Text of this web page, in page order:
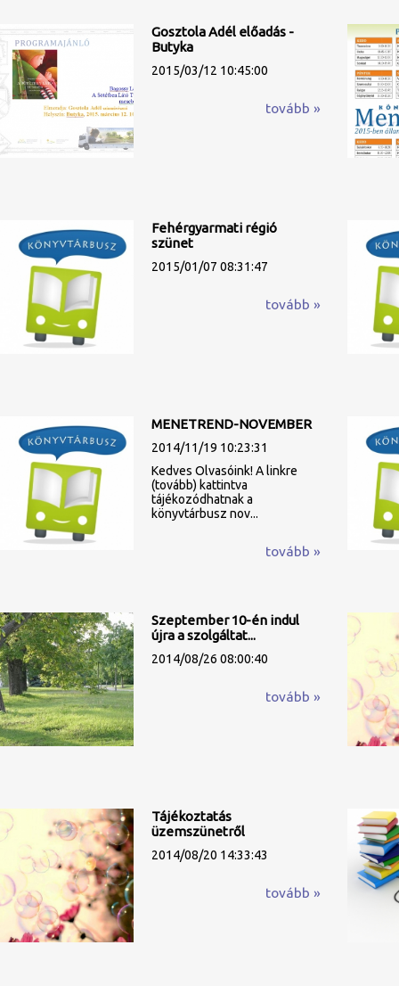
Gosztola Adél előadás -
Butyka
2015/03/12 10:45:00
tovább »
Fehérgyarmati régió
szünet
2015/01/07 08:31:47
tovább »
MENETREND-NOVEMBER
2014/11/19 10:23:31
Kedves Olvasóink! A linkre
(tovább) kattintva
tájékozódhatnak a
könyvtárbusz nov...
tovább »
Szeptember 10-én indul
újra a szolgáltat...
2014/08/26 08:00:40
tovább »
Tájékoztatás
üzemszünetről
2014/08/20 14:33:43
tovább »